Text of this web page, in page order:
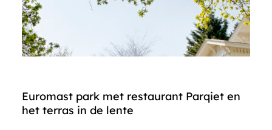
Euromast park met restaurant Parqiet en
het terras in de lente